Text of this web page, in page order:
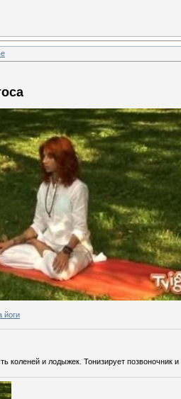
йоги
коленей и лодыжек. Тонизирует